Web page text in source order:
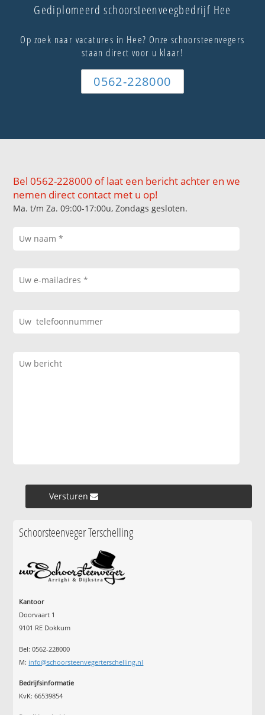
Gediplomeerd schoorsteenveegbedrijf Hee
Op zoek naar vacatures in Hee? Onze schoorsteenvegers
staan direct voor u klaar!
0562-228000
Bel 0562-228000 of laat een bericht achter en we
nemen direct contact met u op!
Ma. t/m Za. 09:00-17:00u, Zondags gesloten.
Versturen »
Schoorsteenveger Terschelling
Kantoor
Doorvaart 1
9101 RE Dokkum
Bel: 0562-228000
M: info@schoorsteenvegerterschelling.nl
Bedrijfsinformatie
KvK: 66539854